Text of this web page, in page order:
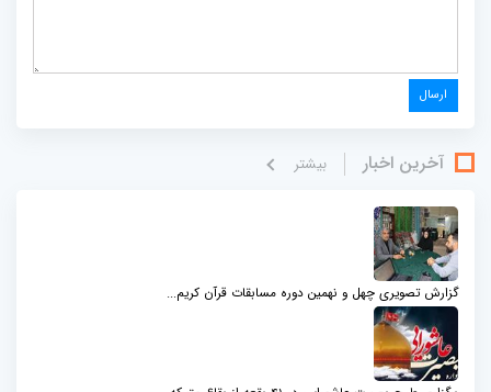
آخرین اخبار بيشتر
گزارش تصویری چهل و نهمین دوره مسابقات قرآن کریم...